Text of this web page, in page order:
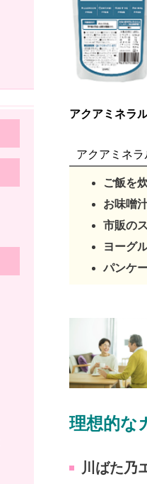
アクアミネラ
アクアミネラ
ご飯を
お味噌
市販の
ヨーグ
パンケ
理想的
川ばた乃